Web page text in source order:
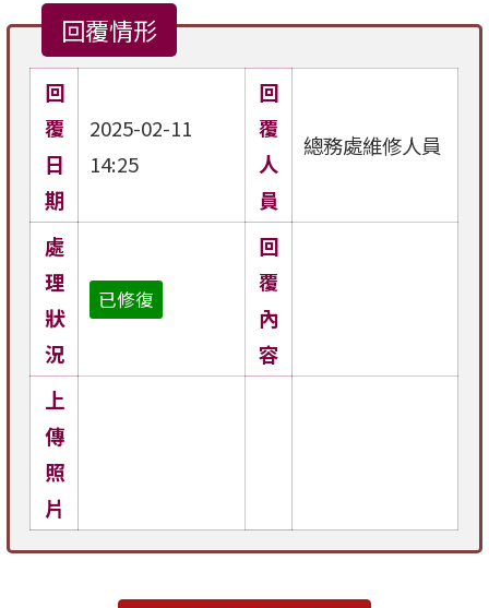
回覆情形
回
覆
日
期
2025-02-11
14:25
回
覆
人
員
總務處維修人員
處
理
狀
況
已修復
回
覆
內
容
上
傳
照
片